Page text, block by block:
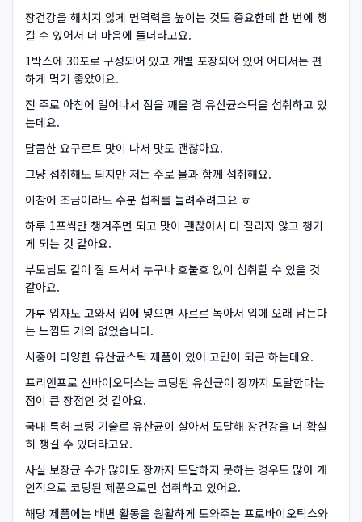
장건강을 해치지 않게 면역력을 높이는 것도 중요한데 한 번에 챙
길 수 있어서 더 마음에 들더라고요.
1박스에 30포로 구성되어 있고 개별 포장되어 있어 어디서든 편
하게 먹기 좋았어요.
전 주로 아침에 일어나서 잠을 깨울 겸 유산균스틱을 섭취하고 있
는데요.
달콤한 요구르트 맛이 나서 맛도 괜찮아요.
그냥 섭취해도 되지만 저는 주로 물과 함께 섭취해요.
이참에 조금이라도 수분 섭취를 늘려주려고요 ㅎ
하루 1포씩만 챙겨주면 되고 맛이 괜찮아서 더 질리지 않고 챙기
게 되는 것 같아요.
부모님도 같이 잘 드셔서 누구나 호불호 없이 섭취할 수 있을 것
같아요.
가루 입자도 고와서 입에 넣으면 사르르 녹아서 입에 오래 남는다
는 느낌도 거의 없었습니다.
시중에 다양한 유산균스틱 제품이 있어 고민이 되곤 하는데요.
프리앤프로 신바이오틱스는 코팅된 유산균이 장까지 도달한다는
점이 큰 장점인 것 같아요.
국내 특허 코팅 기술로 유산균이 살아서 도달해 장건강을 더 확실
히 챙길 수 있더라고요.
사실 보장균 수가 많아도 장까지 도달하지 못하는 경우도 많아 개
인적으로 코팅된 제품으로만 섭취하고 있어요.
해당 제품에는 배변 활동을 원활하게 도와주는 프로바이오틱스와